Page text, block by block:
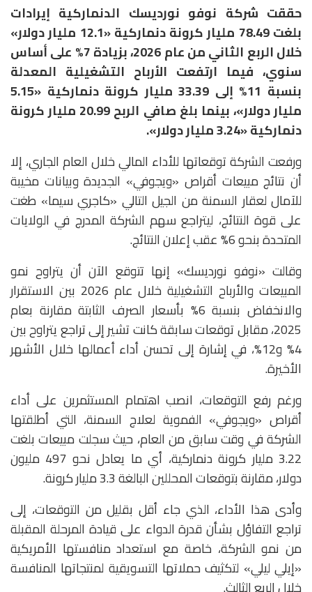
حققت شركة نوفو نورديسك الدنماركية إيرادات
بلغت 78.49 مليار كرونة دنماركية «12.1 مليار دولار»
خلال الربع الثاني من عام 2026، بزيادة 7% على أساس
سنوي، فيما ارتفعت الأرباح التشغيلية المعدلة
بنسبة 11% إلى 33.39 مليار كرونة دنماركية «5.15
مليار دولار»، بينما بلغ صافي الربح 20.99 مليار كرونة
دنماركية «3.24 مليار دولار».
ورفعت الشركة توقعاتها للأداء المالي خلال العام الجاري، إلا
أن نتائج مبيعات أقراص «ويجوفي» الجديدة وبيانات مخيبة
للآمال لعقار السمنة من الجيل التالي «كاجري سيما» طغت
على قوة النتائج، ليتراجع سهم الشركة المدرج في الولايات
المتحدة بنحو 6% عقب إعلان النتائج.
وقالت «نوفو نورديسك» إنها تتوقع الآن أن يتراوح نمو
المبيعات والأرباح التشغيلية خلال عام 2026 بين الاستقرار
والانخفاض بنسبة 6% بأسعار الصرف الثابتة مقارنة بعام
2025، مقابل توقعات سابقة كانت تشير إلى تراجع يتراوح بين
4% و12%، في إشارة إلى تحسن أداء أعمالها خلال الأشهر
الأخيرة.
ورغم رفع التوقعات، انصب اهتمام المستثمرين على أداء
أقراص «ويجوفي» الفموية لعلاج السمنة، التي أطلقتها
الشركة في وقت سابق من العام، حيث سجلت مبيعات بلغت
3.22 مليار كرونة دنماركية، أي ما يعادل نحو 497 مليون
دولار، مقارنة بتوقعات المحللين البالغة 3.3 مليار كرونة.
وأدى هذا الأداء، الذي جاء أقل بقليل من التوقعات، إلى
تراجع التفاؤل بشأن قدرة الدواء على قيادة المرحلة المقبلة
من نمو الشركة، خاصة مع استعداد منافستها الأمريكية
«إيلي ليلي» لتكثيف حملاتها التسويقية لمنتجاتها المنافسة